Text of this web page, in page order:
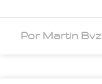
Por Martin Bvz